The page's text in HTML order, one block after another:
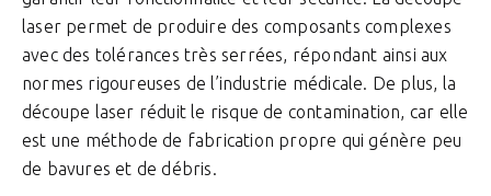
laser permet de produire des composants complexes
avec des tolérances très serrées, répondant ainsi aux
normes rigoureuses de l’industrie médicale. De plus, la
découpe laser réduit le risque de contamination, car elle
est une méthode de fabrication propre qui génère peu
de bavures et de débris.